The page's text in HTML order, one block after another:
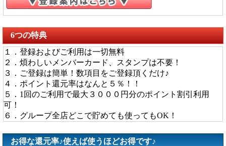
6つの特典
１．登録およびご利用は一切無料
２．煩わしいメンバーカード、スタンプは不要！
３．ご登録は簡単！数項目をご登録頂くだけ♪
４．ポイント還元率はなんと５％！！
５．1回のご利用で最大３０００円分のポイント割引利用
可！
６．グループ全店どこで貯めても使ってもOK！
お得な還元率♪使えば使うほどお得です♪